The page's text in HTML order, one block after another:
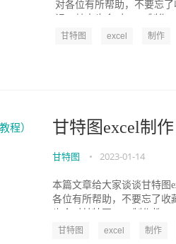
对各位有所帮助，不要忘
甘特图 excel 制作
甘特图excel制
甘特图 • 2023-01-14
本篇文章给大家谈谈甘特图
各位有所帮助，不要忘了收
甘特图 excel 制作